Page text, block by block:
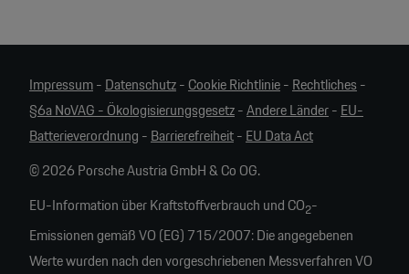
Impressum-Datenschutz-Cookie Richtlinie-Rechtliches-
§6a NoVAG - Ökologisierungsgesetz-Andere Länder-EU-
Batterieverordnung -Barrierefreiheit-EU Data Act
© 2026 Porsche Austria GmbH & Co OG.
EU-Information über Kraftstoffverbrauch und CO2-
Emissionen gemäß VO (EG) 715/2007: Die angegebenen
Werte wurden nach den vorgeschriebenen Messverfahren VO